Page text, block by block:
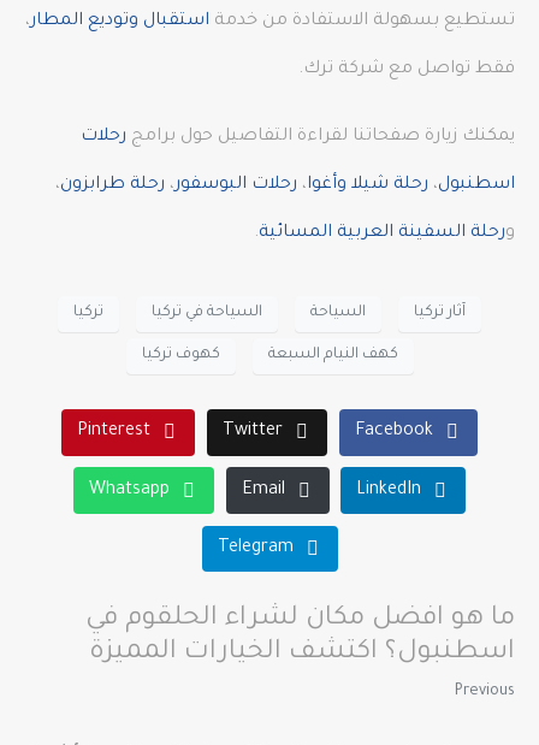
تستطيع بسهولة الاستفادة من خدمة استقبال وتوديع المطار،
فقط تواصل مع شركة ترك.
يمكنك زيارة صفحاتنا لقراءة التفاصيل حول برامج رحلات
اسطنبول، رحلة شيلا وأغوا، رحلات البوسفور، رحلة طرابزون،
ورحلة السفينة العربية المسائية.
آثار تركيا السياحة السياحة في تركيا تركيا
كهف النيام السبعة كهوف تركيا
Facebook
Twitter
Pinterest
LinkedIn
Email
Whatsapp
Telegram
ما هو افضل مكان لشراء الحلقوم في
اسطنبول؟ اكتشف الخيارات المميزة
Previous